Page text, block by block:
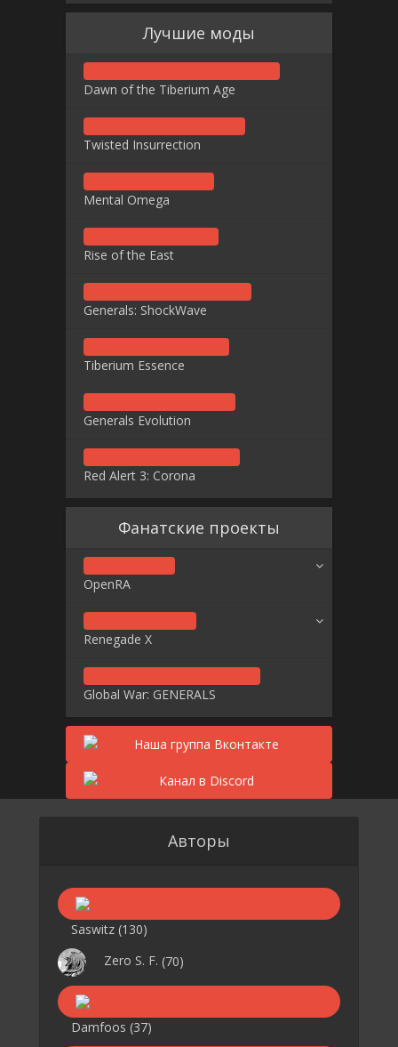
Лучшие моды
Dawn of the Tiberium Age
Twisted Insurrection
Mental Omega
Rise of the East
Generals: ShockWave
Tiberium Essence
Generals Evolution
Red Alert 3: Corona
Фанатские проекты
OpenRA
Renegade X
Global War: GENERALS
Авторы
Saswitz (130)
Zero S. F. (70)
Damfoos (37)